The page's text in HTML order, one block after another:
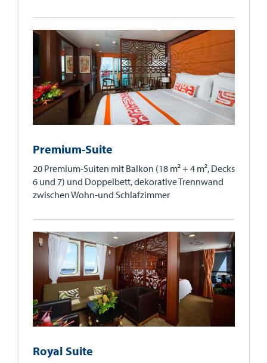
Premium-Suite
20 Premium-Suiten mit Balkon (18 m² + 4 m², Decks
6 und 7) und Doppelbett, dekorative Trennwand
zwischen Wohn-und Schlafzimmer
Royal Suite